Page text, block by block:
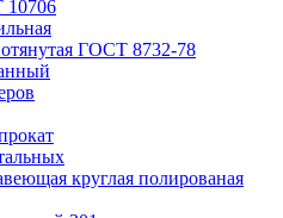
10706
ГОСТ 8732-78
круглая полированая